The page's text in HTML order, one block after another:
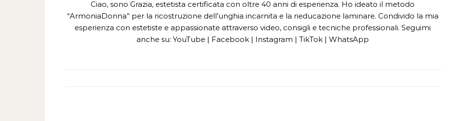
Ciao, sono Grazia, estetista certificata con oltre 40 anni di esperienza. Ho ideato il metodo
“ArmoniaDonna” per la ricostruzione dell’unghia incarnita e la rieducazione laminare. Condivido la mia
esperienza con estetiste e appassionate attraverso video, consigli e tecniche professionali. Seguimi
anche su: YouTube | Facebook | Instagram | TikTok | WhatsApp